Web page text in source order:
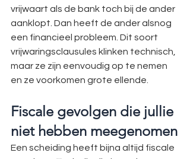
vrijwaart als de bank toch bij de ander
aanklopt. Dan heeft de ander alsnog
een financieel probleem. Dit soort
vrijwaringsclausules klinken technisch,
maar ze zijn eenvoudig op te nemen
en ze voorkomen grote ellende.
Fiscale gevolgen die jullie
niet hebben meegenomen
Een scheiding heeft bijna altijd fiscale